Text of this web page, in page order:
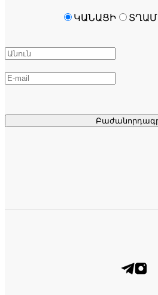
ԿԱՆԱՑԻ